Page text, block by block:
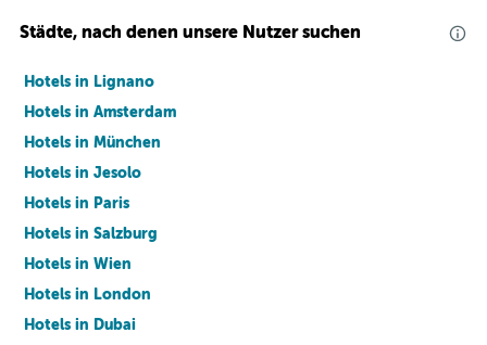
Städte, nach denen unsere Nutzer suchen
Hotels in Lignano
Hotels in Amsterdam
Hotels in München
Hotels in Jesolo
Hotels in Paris
Hotels in Salzburg
Hotels in Wien
Hotels in London
Hotels in Dubai